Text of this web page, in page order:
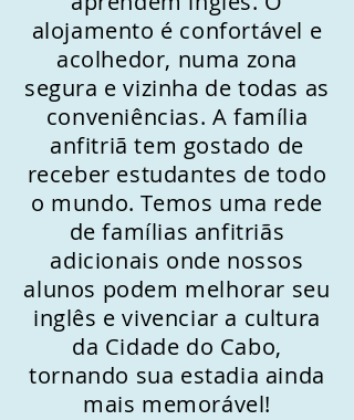
alojamento é confortável e
acolhedor, numa zona
segura e vizinha de todas as
conveniências. A família
anfitriã tem gostado de
receber estudantes de todo
o mundo. Temos uma rede
de famílias anfitriãs
adicionais onde nossos
alunos podem melhorar seu
inglês e vivenciar a cultura
da Cidade do Cabo,
tornando sua estadia ainda
mais memorável!